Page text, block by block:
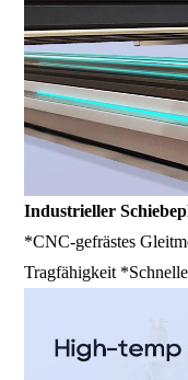
Industrieller
*CNC-gefrästes
Tragfähigkeit